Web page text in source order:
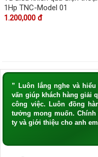
1Hp TNC-Model 01
1.200,000 đ
” Luôn lắng nghe và
vấn giúp khách hàng giải
công việc. Luôn đồng
tưởng mong muốn.
ty và giới thiệu cho anh